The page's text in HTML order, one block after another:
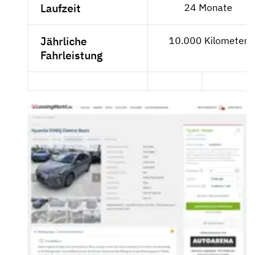
Laufzeit 24 Monate
Jährliche
Fahrleistung
10.000 Kilometer